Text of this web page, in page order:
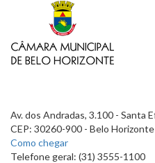
Av. dos Andradas, 3.100 - Santa
CEP: 30260-900 - Belo
Como chegar
Telefone geral: (31) 3555-1100